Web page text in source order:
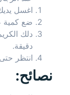
اغسل
ضع كمية
دقيقة.
انتظر
نصائح: